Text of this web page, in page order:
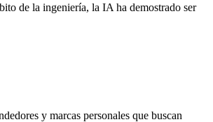
de la ingeniería, la IA ha demostrado ser
y marcas personales que buscan